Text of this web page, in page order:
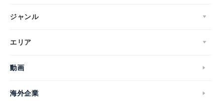
ジャンル
エリア
動画
海外企業